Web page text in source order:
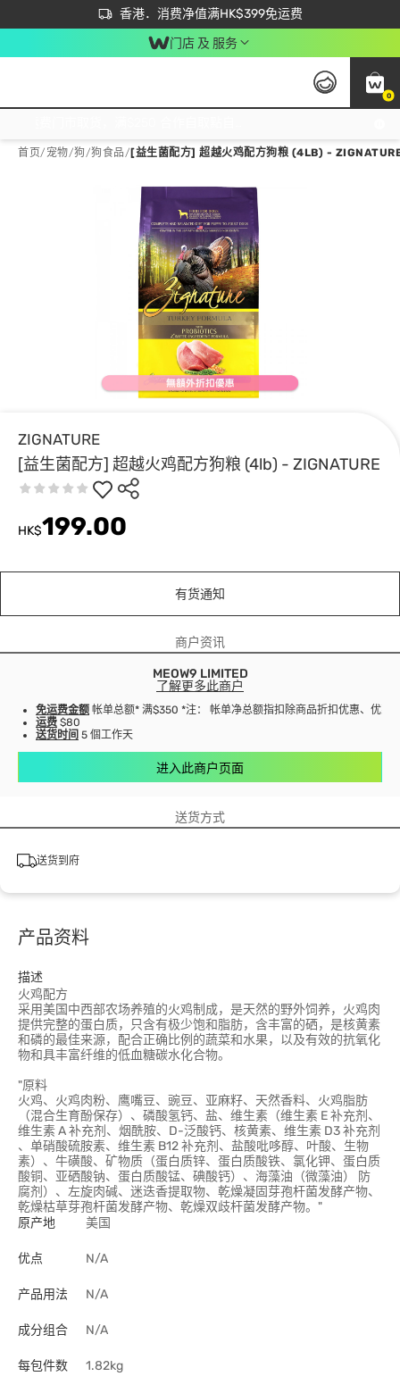
香港．消费净值满HK$399免运费
立即成为易赏钱会员尽享独家优惠
首次APP下单买满$450 输入 NEWAPP 即减$50
门店 及 服务
0
首页/ 宠物/狗/狗食品/ [益生菌配方] 超越火鸡配方狗粮 (4LB) -
ZIGNATURE
[益生菌配方] 超越火鸡配方狗粮 (4lb) - ZIGNATURE
HK$199.00
有货通知
商户资讯
MEOW9 LIMITED
了解更多此商户
免运费金额 帐单总额* 满$350 *注： 帐单净总额指扣除商品折扣优惠、优惠
运费 $80
送货时间 5 個工作天
进入此商户页面
送货方式
送货到府
产品资料
描述
火鸡配方
采用美国中西部农场养殖的火鸡制成，是天然的野外饲养，火鸡肉
提供完整的蛋白质，只含有极少饱和脂肪，含丰富的硒，是核黄素
和磷的最佳来源，配合正确比例的蔬菜和水果，以及有效的抗氧化
物和具丰富纤维的低血糖碳水化合物。
"原料
火鸡、火鸡肉粉、鹰嘴豆、豌豆、亚麻籽、天然香料、火鸡脂肪
（混合生育酚保存）、磷酸氢钙、盐、维生素（维生素 E 补充剂、
维生素 A 补充剂、烟酰胺、D-泛酸钙、核黄素、维生素 D3 补充剂
、单硝酸硫胺素、维生素 B12 补充剂、盐酸吡哆醇、叶酸、生物
素）、牛磺酸、矿物质（蛋白质锌、蛋白质酸铁、氯化钾、蛋白质
酸铜、亚硒酸钠、蛋白质酸锰、碘酸钙）、海藻油（微藻油） 防
腐剂）、左旋肉碱、迷迭香提取物、乾燥凝固芽孢杆菌发酵产物、
乾燥枯草芽孢杆菌发酵产物、乾燥双歧杆菌发酵产物。"
原产地
美国
优点 N/A
产品用法 N/A
成分组合 N/A
每包件数 1.82kg